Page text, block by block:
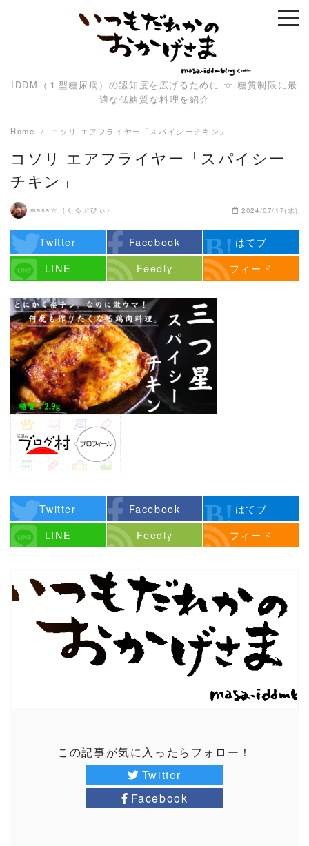
IDDM（１型糖尿病）の認知度を広げるために ☆ 糖質制限に最
適な低糖質な料理を紹介
Home コソリ エアフライヤー「スパイシーチキン」
コソリ エアフライヤー「スパイシー
チキン」
masa☆（くるぷぴぃ） 2024/07/17(水)
Twitter Facebook
はてブ
LINE
Feedly フィード
Twitter Facebook
はてブ
LINE
Feedly フィード
この記事が気に入ったらフォロー！
Twitter
Facebook